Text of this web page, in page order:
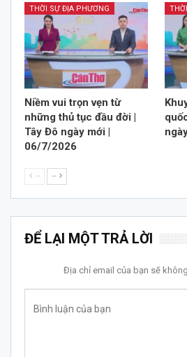
THỜI SỰ ĐỊA PHƯƠNG
Niềm vui trọn vẹn từ
những thủ tục đầu đời |
Tây Đô ngày mới |
06/7/2026
-- --
ĐỂ LẠI MỘT TRẢ LỜI
Địa chỉ email của bạn sẽ